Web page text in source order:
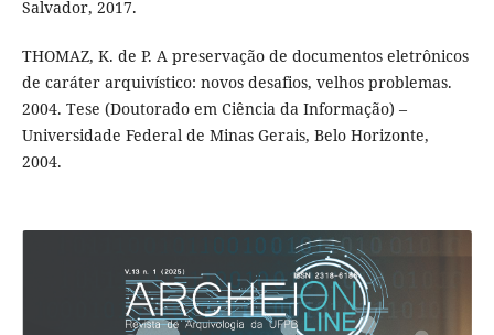
Salvador, 2017.
THOMAZ, K. de P. A preservação de documentos eletrônicos
de caráter arquivístico: novos desafios, velhos problemas.
2004. Tese (Doutorado em Ciência da Informação) –
Universidade Federal de Minas Gerais, Belo Horizonte,
2004.